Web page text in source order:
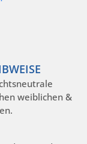
weiblichen &